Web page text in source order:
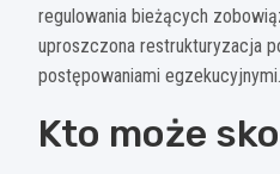
regulowania bieżących
uproszczona restrukturyzacja
postępowaniami egzekucyjnymi.
Kto może